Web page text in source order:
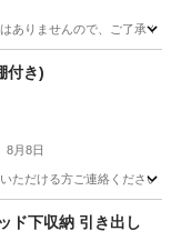
ありませんので、ご了承
付き)
8月8日
ただける方ご連絡ください
ド下収納 引き出し